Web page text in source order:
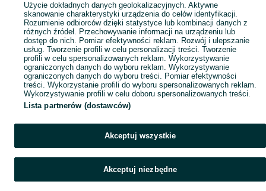
Użycie dokładnych danych geolokalizacyjnych. Aktywne
skanowanie charakterystyki urządzenia do celów identyfikacji.
Rozumienie odbiorców dzięki statystyce lub kombinacji danych z
różnych źródeł. Przechowywanie informacji na urządzeniu lub
dostęp do nich. Pomiar efektywności reklam. Rozwój i ulepszanie
usług. Tworzenie profili w celu personalizacji treści. Tworzenie
profili w celu spersonalizowanych reklam. Wykorzystywanie
ograniczonych danych do wyboru reklam. Wykorzystywanie
ograniczonych danych do wyboru treści. Pomiar efektywności
treści. Wykorzystanie profili do wyboru spersonalizowanych reklam.
Wykorzystywanie profili w celu doboru spersonalizowanych treści.
Lista partnerów (dostawców)
Akceptuj wszystkie
Akceptuj niezbędne